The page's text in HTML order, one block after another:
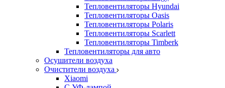
Тепловентиляторы Hyundai
Тепловентиляторы Oasis
Тепловентиляторы Polaris
Тепловентиляторы Scarlett
Тепловентиляторы Timberk
Тепловентиляторы для авто
Осушители воздуха
Очистители воздуха
Xiaomi